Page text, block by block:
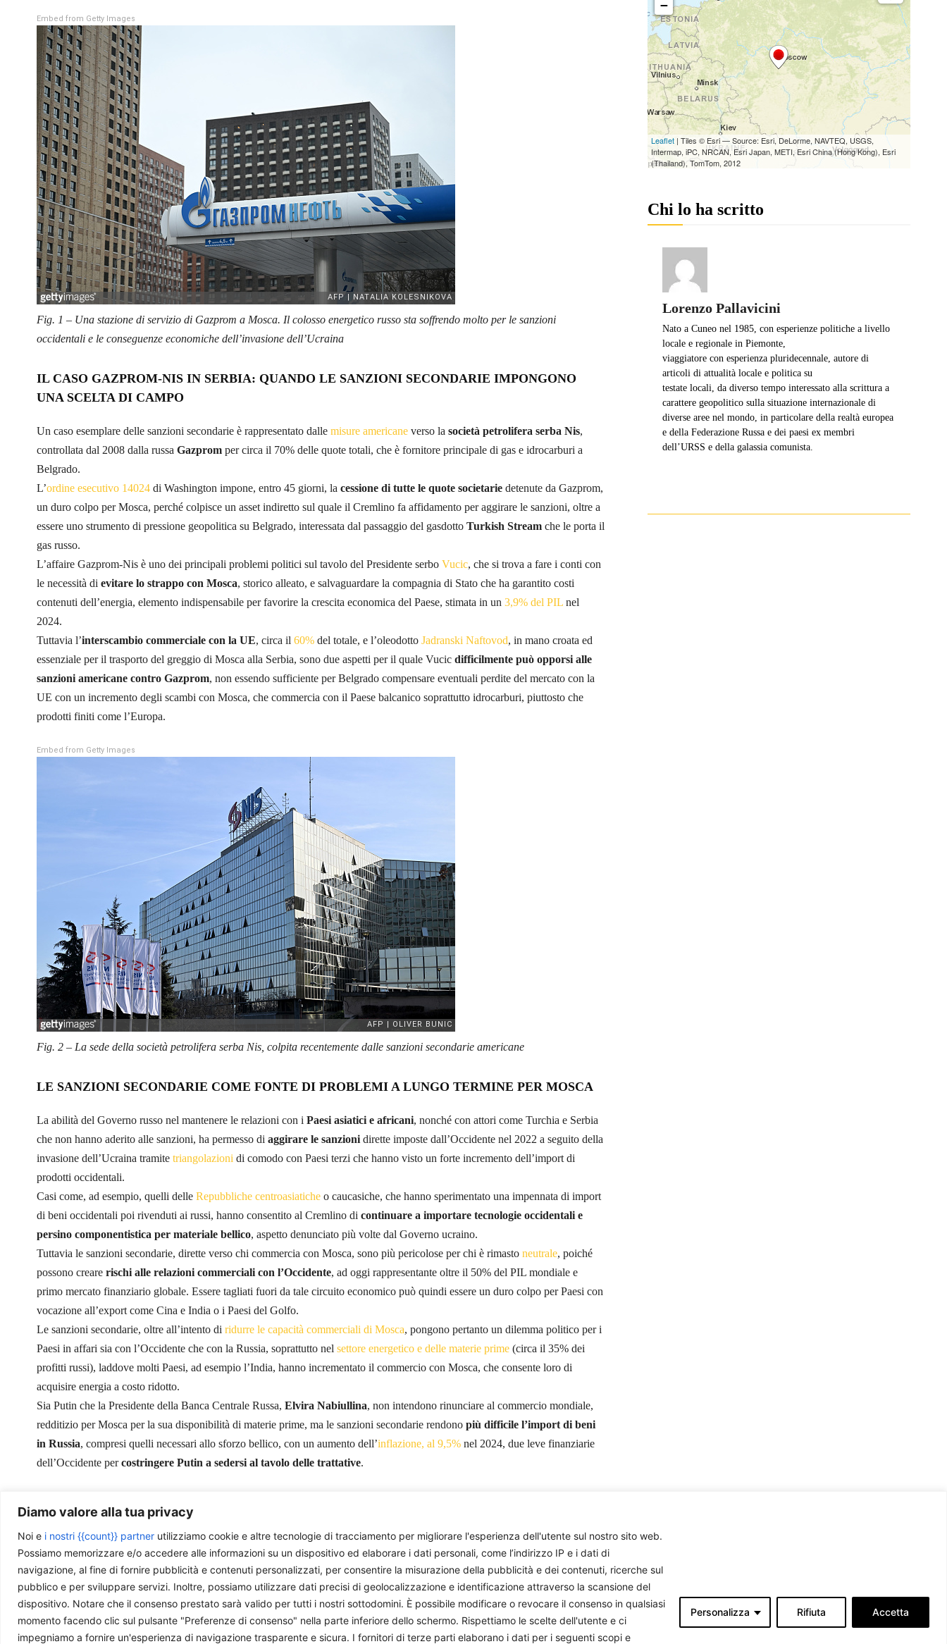
Diamo valore alla tua privacy
Noi e i nostri {{count}} partner utilizziamo cookie e altre tecnologie di tracciamento per migliorare l'esperienza dell'utente sul nostro sito web.
Possiamo memorizzare e/o accedere alle informazioni su un dispositivo ed elaborare i dati personali, come l’indirizzo IP e i dati di
navigazione, al fine di fornire pubblicità e contenuti personalizzati, per consentire la misurazione della pubblicità e dei contenuti, ricerche sul
pubblico e per sviluppare servizi. Inoltre, possiamo utilizzare dati precisi di geolocalizzazione e identificazione attraverso la scansione del
dispositivo. Notare che il consenso prestato sarà valido per tutti i nostri sottodomini. È possibile modificare o revocare il consenso in qualsiasi
momento facendo clic sul pulsante "Preferenze di consenso" nella parte inferiore dello schermo. Rispettiamo le scelte dell'utente e ci
impegniamo a fornire un'esperienza di navigazione trasparente e sicura. I fornitori di terze parti elaborano i dati per i seguenti scopi e
Personalizza Rifiuta Accetta
Embed from Getty Images
Fig. 1 – Una stazione di servizio di Gazprom a Mosca. Il colosso energetico russo sta soffrendo molto per le sanzioni
occidentali e le conseguenze economiche dell’invasione dell’Ucraina
IL CASO GAZPROM-NIS IN SERBIA: QUANDO LE SANZIONI SECONDARIE IMPONGONO
UNA SCELTA DI CAMPO
Un caso esemplare delle sanzioni secondarie è rappresentato dalle misure americane verso la società petrolifera serba Nis,
controllata dal 2008 dalla russa Gazprom per circa il 70% delle quote totali, che è fornitore principale di gas e idrocarburi a
Belgrado.
L’ordine esecutivo 14024 di Washington impone, entro 45 giorni, la cessione di tutte le quote societarie detenute da Gazprom,
un duro colpo per Mosca, perché colpisce un asset indiretto sul quale il Cremlino fa affidamento per aggirare le sanzioni, oltre a
essere uno strumento di pressione geopolitica su Belgrado, interessata dal passaggio del gasdotto Turkish Stream che le porta il
gas russo.
L’affaire Gazprom-Nis è uno dei principali problemi politici sul tavolo del Presidente serbo Vucic, che si trova a fare i conti con
le necessità di evitare lo strappo con Mosca, storico alleato, e salvaguardare la compagnia di Stato che ha garantito costi
contenuti dell’energia, elemento indispensabile per favorire la crescita economica del Paese, stimata in un 3,9% del PIL nel
2024.
Tuttavia l’interscambio commerciale con la UE, circa il 60% del totale, e l’oleodotto Jadranski Naftovod, in mano croata ed
essenziale per il trasporto del greggio di Mosca alla Serbia, sono due aspetti per il quale Vucic difficilmente può opporsi alle
sanzioni americane contro Gazprom, non essendo sufficiente per Belgrado compensare eventuali perdite del mercato con la
UE con un incremento degli scambi con Mosca, che commercia con il Paese balcanico soprattutto idrocarburi, piuttosto che
prodotti finiti come l’Europa.
Embed from Getty Images
Fig. 2 – La sede della società petrolifera serba Nis, colpita recentemente dalle sanzioni secondarie americane
LE SANZIONI SECONDARIE COME FONTE DI PROBLEMI A LUNGO TERMINE PER MOSCA
La abilità del Governo russo nel mantenere le relazioni con i Paesi asiatici e africani, nonché con attori come Turchia e Serbia
che non hanno aderito alle sanzioni, ha permesso di aggirare le sanzioni dirette imposte dall’Occidente nel 2022 a seguito della
invasione dell’Ucraina tramite triangolazioni di comodo con Paesi terzi che hanno visto un forte incremento dell’import di
prodotti occidentali.
Casi come, ad esempio, quelli delle Repubbliche centroasiatiche o caucasiche, che hanno sperimentato una impennata di import
di beni occidentali poi rivenduti ai russi, hanno consentito al Cremlino di continuare a importare tecnologie occidentali e
persino componentistica per materiale bellico, aspetto denunciato più volte dal Governo ucraino.
Tuttavia le sanzioni secondarie, dirette verso chi commercia con Mosca, sono più pericolose per chi è rimasto neutrale, poiché
possono creare rischi alle relazioni commerciali con l’Occidente, ad oggi rappresentante oltre il 50% del PIL mondiale e
primo mercato finanziario globale. Essere tagliati fuori da tale circuito economico può quindi essere un duro colpo per Paesi con
vocazione all’export come Cina e India o i Paesi del Golfo.
Le sanzioni secondarie, oltre all’intento di ridurre le capacità commerciali di Mosca, pongono pertanto un dilemma politico per i
Paesi in affari sia con l’Occidente che con la Russia, soprattutto nel settore energetico e delle materie prime (circa il 35% dei
profitti russi), laddove molti Paesi, ad esempio l’India, hanno incrementato il commercio con Mosca, che consente loro di
acquisire energia a costo ridotto.
Sia Putin che la Presidente della Banca Centrale Russa, Elvira Nabiullina, non intendono rinunciare al commercio mondiale,
redditizio per Mosca per la sua disponibilità di materie prime, ma le sanzioni secondarie rendono più difficile l’import di beni
in Russia, compresi quelli necessari allo sforzo bellico, con un aumento dell’inflazione, al 9,5% nel 2024, due leve finanziarie
dell’Occidente percostringere Putin a sedersi al tavolo delle trattative.
Photo byAlex-Vis licensed underCC BY-NC-SA
Chi lo ha scritto
Lorenzo Pallavicini
Nato a Cuneo nel 1985, con esperienze politiche a livello
locale e regionale in Piemonte,
viaggiatore con esperienza pluridecennale, autore di
articoli di attualità locale e politica su
testate locali, da diverso tempo interessato alla scrittura a
carattere geopolitico sulla situazione internazionale di
diverse aree nel mondo, in particolare della realtà europea
e della Federazione Russa e dei paesi ex membri
dell’URSS e della galassia comunista.
Ti piace quello che facciamo?